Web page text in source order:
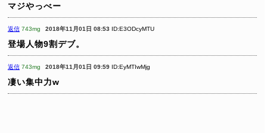
マジやっべー
返信 743mg 2018年11月01日 08:53 ID:E3ODcyMTU
登場人物9割デブ。
返信 743mg 2018年11月01日 09:59 ID:EyMTIwMjg
凄い集中力w